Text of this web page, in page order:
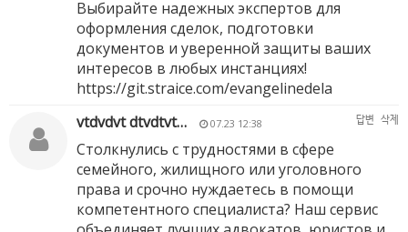
Выбирайте надежных экспертов для
оформления сделок, подготовки
документов и уверенной защиты ваших
интересов в любых инстанциях!
https://git.straice.com/evangelinedela
vtdvdvt dtvdtvt…
07.23 12:38 답변 삭제
Столкнулись с трудностями в сфере
семейного, жилищного или уголовного
права и срочно нуждаетесь в помощи
компетентного специалиста? Наш сервис